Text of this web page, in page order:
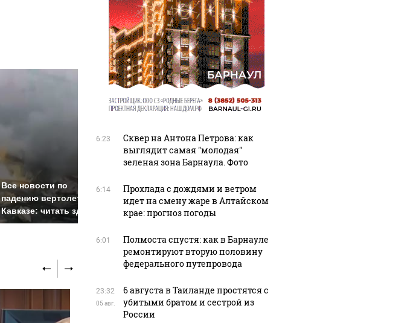
Все новости по
падению вертолета на
Кавказе: читать здесь
было с 1945: чего
ждать всем нам?
В магазинах России
ажиотаж из-за этого
6:23
Сквер на Антона Петрова: как
выглядит самая "молодая"
зеленая зона Барнаула. Фото
6:14
Прохлада с дождями и ветром
идет на смену жаре в Алтайском
крае: прогноз погоды
6:01
Полмоста спустя: как в Барнауле
ремонтируют вторую половину
федерального путепровода
23:32
05 авг.
6 августа в Таиланде простятся с
убитыми братом и сестрой из
России